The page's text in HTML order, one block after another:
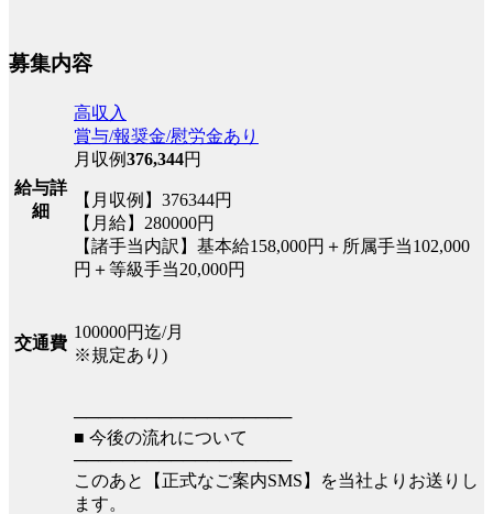
募集内容
給与詳
細
高収入
賞与/報奨金/慰労金あり
月収例376,344円
【月収例】376344円
【月給】280000円
【諸手当内訳】基本給158,000円＋所属手当102,000
円＋等級手当20,000円
交通費
100000円迄/月
※規定あり)
──────────────────
■ 今後の流れについて
──────────────────
このあと【正式なご案内SMS】を当社よりお送りし
ます。